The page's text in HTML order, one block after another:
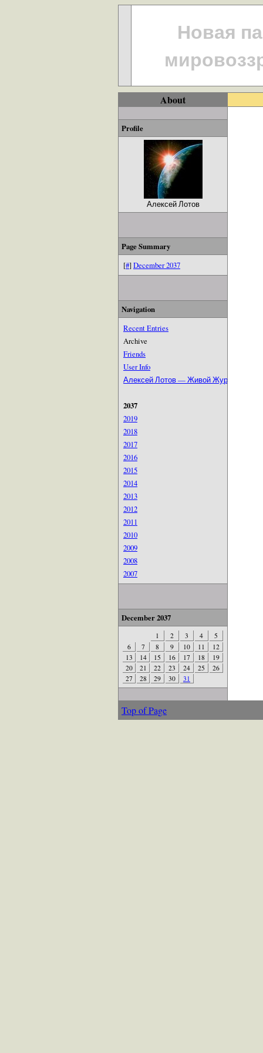
Новая
About
Profile
Алексей Лотов
Page Summary
[#]December 2037
Navigation
Recent Entries
Archive
Friends
User Info
Алексей Лотов — Живой Журнал
2037
2019
2018
2017
2016
2015
2014
2013
2012
2011
2010
2009
2008
2007
December 2037
1 2 3 4
5
6
7 8 9 10 11
12
13
14 15 16 17 18
19
20
21 22 23 24 25
26
27
28 29 30 31
Top of Page